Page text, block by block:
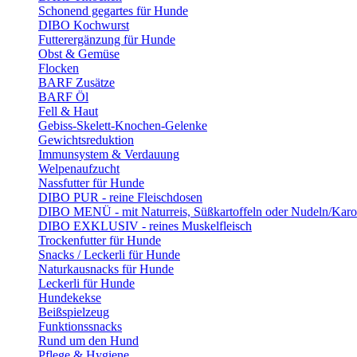
Schonend gegartes für Hunde
DIBO Kochwurst
Futterergänzung für Hunde
Obst & Gemüse
Flocken
BARF Zusätze
BARF Öl
Fell & Haut
Gebiss-Skelett-Knochen-Gelenke
Gewichtsreduktion
Immunsystem & Verdauung
Welpenaufzucht
Nassfutter für Hunde
DIBO PUR - reine Fleischdosen
DIBO MENÜ - mit Naturreis, Süßkartoffeln oder Nudeln/
DIBO EXKLUSIV - reines Muskelfleisch
Trockenfutter für Hunde
Snacks / Leckerli für Hunde
Naturkausnacks für Hunde
Leckerli für Hunde
Hundekekse
Beißspielzeug
Funktionssnacks
Rund um den Hund